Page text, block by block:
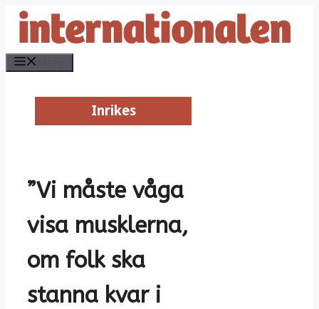
Hoppa
Inrikes
Inrikes
”Vi måste våga
visa musklerna,
om folk ska
stanna kvar i